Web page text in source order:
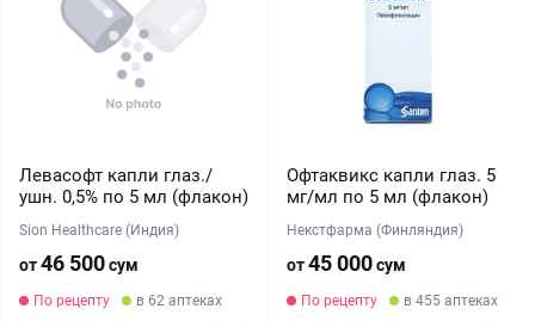
Левасофт капли глаз./
ушн. 0,5% по 5 мл (флакон)
Sion Healthcare (Индия)
от46 500сум
По рецепту в 62 аптеках
Офтаквикс капли глаз. 5
мг/мл по 5 мл (флакон)
Некстфарма (Финляндия)
от45 000сум
По рецепту в 455 аптеках